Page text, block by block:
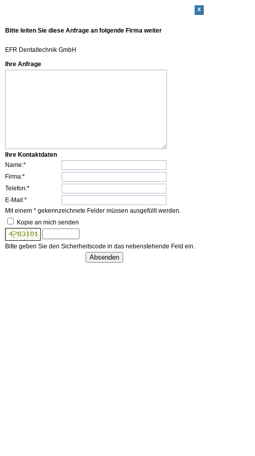
x
Bitte leiten Sie diese Anfrage an folgende Firma weiter
EFR Dentaltechnik GmbH
Ihre Anfrage
Ihre Kontaktdaten
Name:*
Firma:*
Telefon:*
E-Mail:*
Mit einem * gekennzeichnete Felder müssen ausgefüllt werden.
Kopie an mich senden
Bitte geben Sie den Sicherheitscode in das nebenstehende Feld ein.